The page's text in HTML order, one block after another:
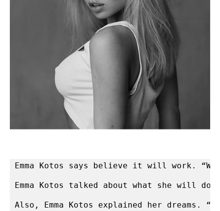
Emma Kotos says believe it will work.
Emma Kotos talked about what she will
Also, Emma Kotos explained her dreams.